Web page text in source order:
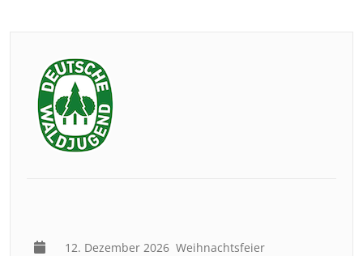
12. Dezember 2026 Weihnachtsfeier